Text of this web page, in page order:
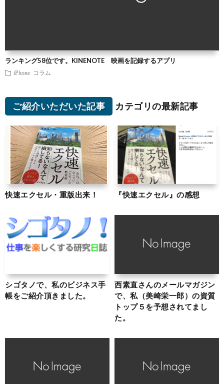
ランキング58位です。KINENOTE 映画を記録するアプリ
iPhone コラム
ご紹介いただいた記事 カテゴリの最新記事
快速エクセル・重版出来！ 『快速エクセル』の感想
シゴタノで、私のビジネス手
帳をご紹介頂きました。
西素直さんのメールマガジン
で、私（美崎栄一郎）の資質
トップ５を予想されてまし
た。